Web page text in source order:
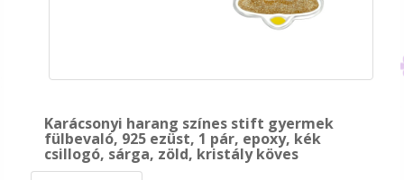
Karácsonyi harang színes stift gyermek
fülbevaló, 925 ezüst, 1 pár, epoxy, kék
csillogó, sárga, zöld, kristály köves